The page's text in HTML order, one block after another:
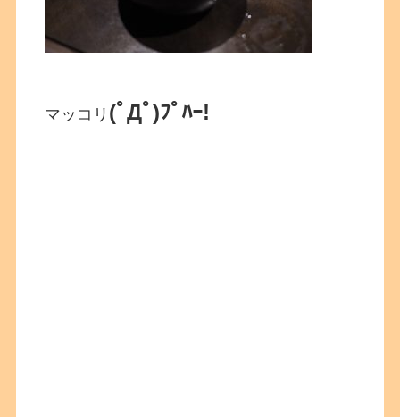
マッコリ (ﾟДﾟ)ﾌﾟﾊｰ!